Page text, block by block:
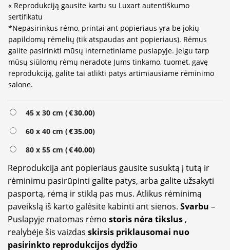
« Reprodukciją gausite kartu su Luxart autentiškumo
sertifikatu
*Nepasirinkus rėmo, printai ant popieriaus yra be jokių
papildomų rėmelių (tik atspaudas ant popieriaus). Rėmus
galite pasirinkti mūsų internetiniame puslapyje. Jeigu tarp
mūsų siūlomų rėmų neradote Jums tinkamo, tuomet, gavę
reprodukciją, galite tai atlikti patys artimiausiame rėminimo
salone.
45 x 30 cm (€30.00)
60 x 40 cm (€35.00)
80 x 55 cm (€40.00)
Reprodukcija ant popieriaus gausite susuktą į tutą ir
rėminimu pasirūpinti galite patys, arba galite užsakyti
pasportą, rėmą ir stiklą pas mus. Atlikus rėminimą
paveikslą iš karto galėsite kabinti ant sienos. Svarbu –
Puslapyje matomas rėmo storis nėra tikslus ,
realybėje šis vaizdas skirsis priklausomai nuo
pasirinkto reprodukcijos dydžio
Alternative: